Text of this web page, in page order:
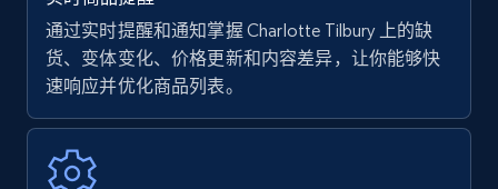
7.4K+
Walmart - products
URL, Final price, Sku, Currency, Gtin,
Specifications, Image urls, Top reviews, and
通过实时提醒和通知掌握 Charlotte Tilbury 上的缺
货、变体变化、价格更新和内容差异，让你能够快
速响应并优化商品列表。